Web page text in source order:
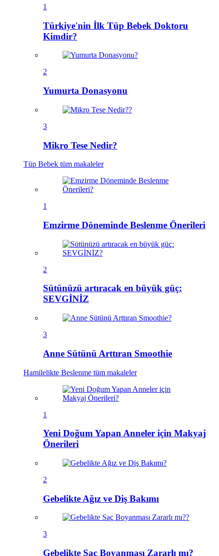
1
Türkiye'nin İlk Tüp Bebek Doktoru
Kimdir?
2
Yumurta Donasyonu
3
Mikro Tese Nedir?
Tüp Bebek tüm makaleler
1
Emzirme Döneminde Beslenme Önerileri
2
Sütünüzü artıracak en büyük güç:
SEVGİNİZ
3
Anne Sütünü Arttıran Smoothie
Hamilelikte Beslenme tüm makaleler
1
Yeni Doğum Yapan Anneler için Makyaj
Önerileri
2
Gebelikte Ağız ve Diş Bakımı
3
Gebelikte Saç Boyanması Zararlı mı?